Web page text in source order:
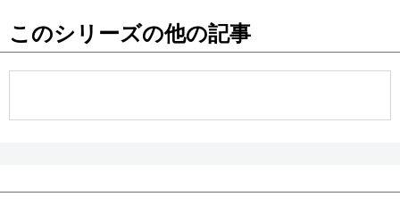
このシリーズの他の記事